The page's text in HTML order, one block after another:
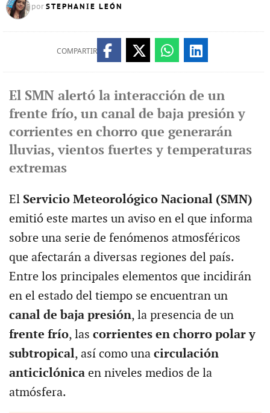
por STEPHANIE LEÓN
COMPARTIR
El SMN alertó la interacción de un
frente frío, un canal de baja presión y
corrientes en chorro que generarán
lluvias, vientos fuertes y temperaturas
extremas
El Servicio Meteorológico Nacional (SMN)
emitió este martes un aviso en el que informa
sobre una serie de fenómenos atmosféricos
que afectarán a diversas regiones del país.
Entre los principales elementos que incidirán
en el estado del tiempo se encuentran un
canal de baja presión, la presencia de un
frente frío, las corrientes en chorro polar y
subtropical, así como una circulación
anticiclónicaen niveles medios de la
atmósfera.